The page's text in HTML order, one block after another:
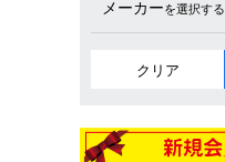
メーカーを選択する
クリア